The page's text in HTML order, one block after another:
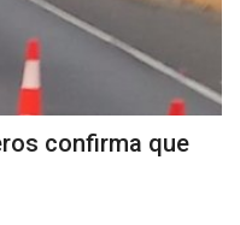
confirma que